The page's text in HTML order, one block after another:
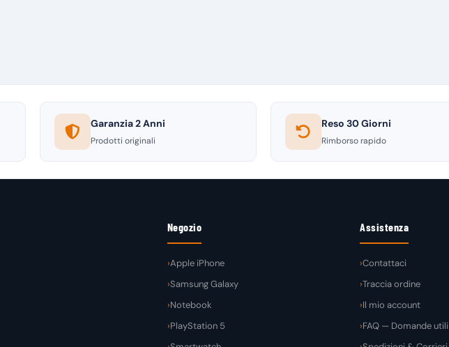
Garanzia 2 Anni
Prodotti originali
Reso 30 Giorni
Rimborso rapido
Negozio
Apple iPhone
Samsung Galaxy
Notebook
PlayStation 5
Assistenza
Contattaci
Traccia ordine
Il mio account
FAQ — Domande utili